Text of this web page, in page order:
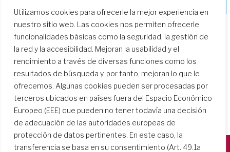
Utilizamos cookies para ofrecerle la mejor experiencia en
nuestro sitio web. Las cookies nos permiten ofrecerle
funcionalidades básicas como la seguridad, la gestión de
la red y la accesibilidad. Mejoran la usabilidad y el
rendimiento a través de diversas funciones como los
resultados de búsqueda y, por tanto, mejoran lo que le
ofrecemos. Algunas cookies pueden ser procesadas por
terceros ubicados en países fuera del Espacio Económico
Europeo (EEE) que pueden no tener todavía una decisión
de adecuación de las autoridades europeas de
protección de datos pertinentes. En este caso, la
transferencia se basa en su consentimiento (Art. 49.1a